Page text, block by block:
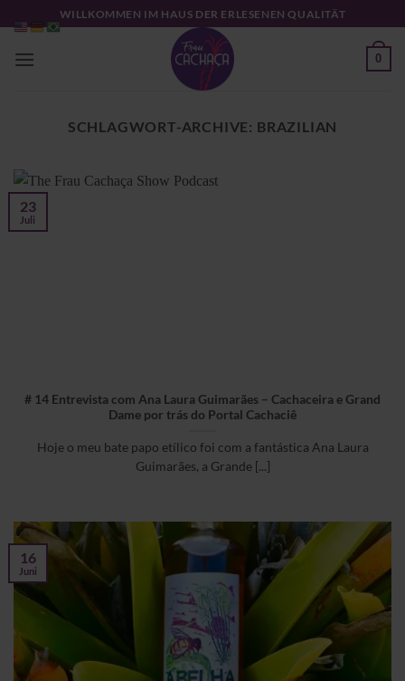
Inhalt
springen
WILLKOMMEN IM HAUS DER ERLESENEN QUALITÄT
0
SCHLAGWORT-ARCHIVE: BRAZILIAN
# 14 Entrevista com Ana Laura Guimarães – Cachaceira e Grand
Dame por trás do Portal Cachaciê
Hoje o meu bate papo etílico foi com a fantástica Ana Laura
Guimarães, a Grande [...]
23
Juli
16
Juni